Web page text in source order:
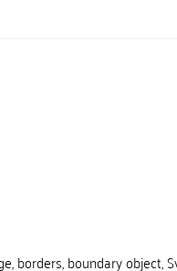
borders, boundary object,